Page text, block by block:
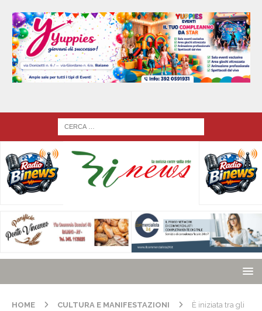
HOME CULTURA E MANIFESTAZIONI
È iniziata tra gli